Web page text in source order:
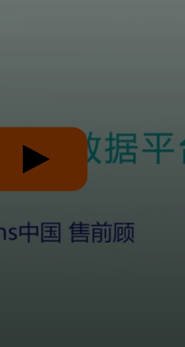
Play
Video